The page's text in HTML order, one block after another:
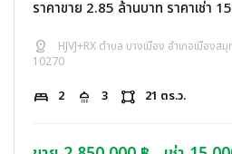
ราคาขาย 2.85 ล้านบาท ราคาเช่า
distance
HJVJ+RX ตำบล บางเมือง อำเภอเมืองส
10270
bed 2 shower 3 activity_zone 21 ตร.ว.